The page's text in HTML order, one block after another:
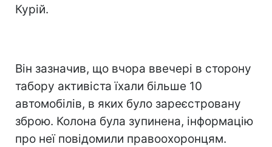
Курій.
Він зазначив, що вчора ввечері в сторону
табору активіста їхали більше 10
автомобілів, в яких було зареєстровану
зброю. Колона була зупинена, інформацію
про неї повідомили правоохоронцям.